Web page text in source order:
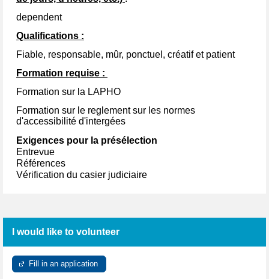
dependent
Qualifications :
Fiable, responsable, mûr, ponctuel, créatif et patient
Formation requise :
Formation sur la LAPHO
Formation sur le reglement sur les normes
d'accessibilité d'intergées
Exigences pour la présélection
Entrevue
Références
Vérification du casier judiciaire
I would like to volunteer
Fill in an application